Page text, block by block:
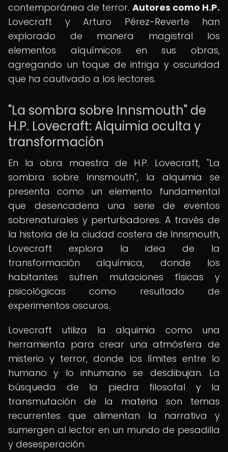
contemporánea de terror. Autores como H.P.
Lovecraft y Arturo Pérez-Reverte han
explorado de manera magistral los
elementos alquímicos en sus obras,
agregando un toque de intriga y oscuridad
que ha cautivado a los lectores.
"La sombra sobre Innsmouth" de
H.P. Lovecraft: Alquimia oculta y
transformación
En la obra maestra de H.P. Lovecraft, "La
sombra sobre Innsmouth", la alquimia se
presenta como un elemento fundamental
que desencadena una serie de eventos
sobrenaturales y perturbadores. A través de
la historia de la ciudad costera de Innsmouth,
Lovecraft explora la idea de la
transformación alquímica, donde los
habitantes sufren mutaciones físicas y
psicológicas como resultado de
experimentos oscuros.
Lovecraft utiliza la alquimia como una
herramienta para crear una atmósfera de
misterio y terror, donde los límites entre lo
humano y lo inhumano se desdibujan. La
búsqueda de la piedra filosofal y la
transmutación de la materia son temas
recurrentes que alimentan la narrativa y
sumergen al lector en un mundo de pesadilla
y desesperación.